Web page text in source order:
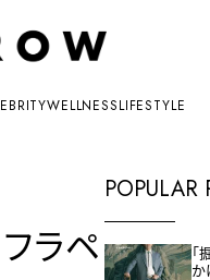
WELLNESSLIFESTYLE
ラペ
POPULAR
「